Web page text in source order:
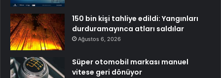
150 bin kişi tahliye edildi: Yangınları
durduramayınca atları saldılar
Ağustos 6, 2026
Süper otomobil markası manuel
vitese geri dönüyor